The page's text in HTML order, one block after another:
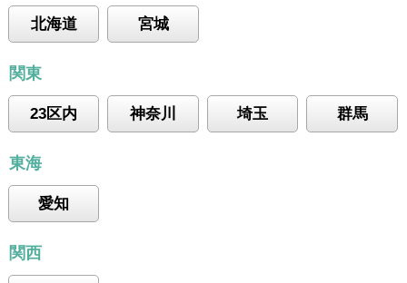
北海道 宮城
関東
23区内 神奈川 埼玉 群馬
東海
愛知
関西